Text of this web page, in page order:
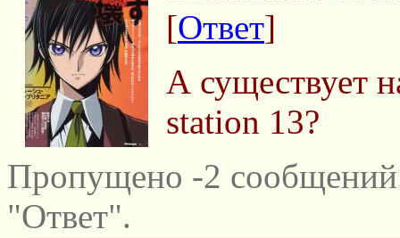
[Ответ]
А существует
station 13?
Пропущено -2
"Ответ".